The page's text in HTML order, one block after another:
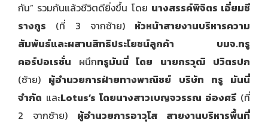
กัน” รวมกันแล้วชีวิตดียิ่งขึ้น โดย นางสรรค์พิจิตร เอี่ยมชี
รางกูร (ที่ 3 จากซ้าย) หัวหน้าสายงานบริหารความ
สัมพันธ์และผสานสิทธิประโยชน์ลูกค้า บมจ.ทรู
คอร์ปอเรชั่น ผนึกทรูมันนี่ โดย นายกรวุฒิ ปวิตรปก
(ซ้าย) ผู้อำนวยการฝ่ายทางพาณิชย์ บริษัท ทรู มันนี่
จำกัด และLotus’s โดยนางสาวเบญจวรรณ อ่องศรี (ที่
2 จากซ้าย) ผู้อำนวยการอาวุโส สายงานบริหารพื้นที่